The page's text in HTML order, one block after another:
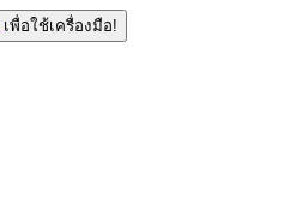
เพื่อใช้เครื่องมือ!